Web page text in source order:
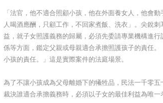
「法官，他不適合照顧小孩，他在外面養女人，他會
人喝酒應酬，只顧工作，不回家煮飯、洗衣」。尖銳
益，就子女照護義務的歸屬，必須先委請專業機構進
係等方面，鑑定父親或母親適合承擔照護孩子的責任
小孩的責任。」這是實際案件的法庭場景。
為了不讓小孩成為父母離婚下的犧牲品，民法一千零
裁決誰適合承擔義務時，必須以子女的最佳利益為唯一